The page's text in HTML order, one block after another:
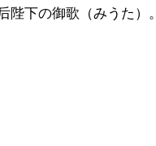
陛下の御歌（みうた）。